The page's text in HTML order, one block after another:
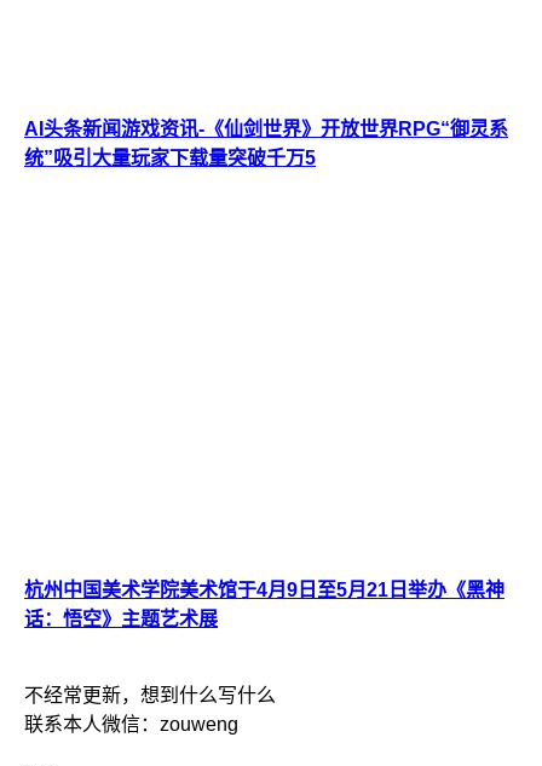
AI头条新闻游戏资讯-《仙剑世界》开放世界RPG“御灵系
统”吸引大量玩家下载量突破千万5
杭州中国美术学院美术馆于4月9日至5月21日举办《黑神
话：悟空》主题艺术展
不经常更新，想到什么写什么
联系本人微信：zouweng